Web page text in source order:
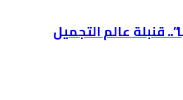
قنبلة عالم التجميل